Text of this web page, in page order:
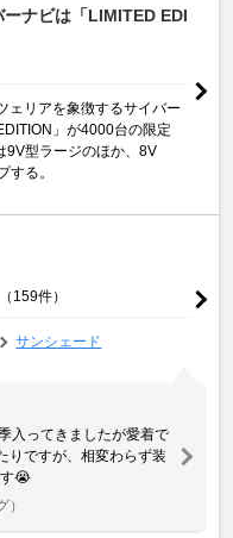
ナビは「LIMITED EDI
ェリアを象徴するサイバー
」が4000台の限定
9V型ラージのほか、8V
する。
（159件）
サンシェード
入ってきましたが愛着で
りですが、相変わらず装
😭